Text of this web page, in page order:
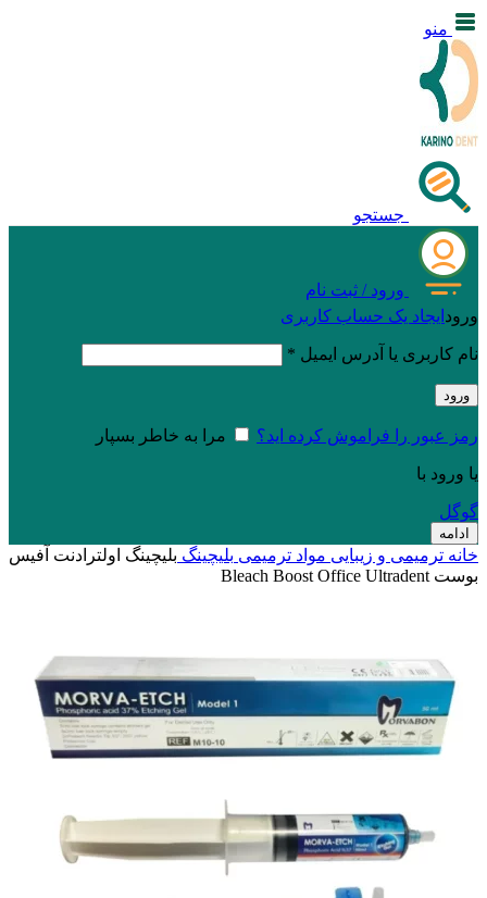
منو
جستجو
ورود / ثبت نام
ورود ایجاد یک حساب کاربری
نام کاربری یا آدرس ایمیل *
ورود
رمز عبور را فراموش کرده اید؟ مرا به خاطر بسپار
یا ورود با
گوگل
ادامه
خانه ترمیمی و زیبایی مواد ترمیمی بلیچینگ بلیچینگ اولترادنت آفیس
بوست Bleach Boost Office Ultradent